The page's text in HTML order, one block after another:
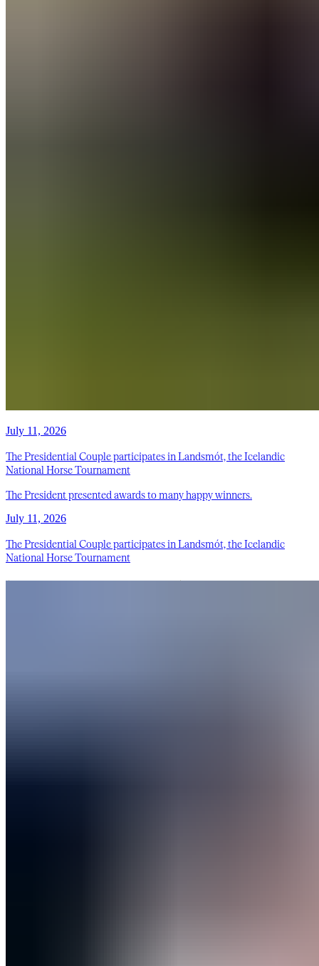
July 11, 2026
The Presidential Couple participates in Landsmót, the Icelandic
National Horse Tournament
The President presented awards to many happy winners.
July 11, 2026
The Presidential Couple participates in Landsmót, the Icelandic
National Horse Tournament